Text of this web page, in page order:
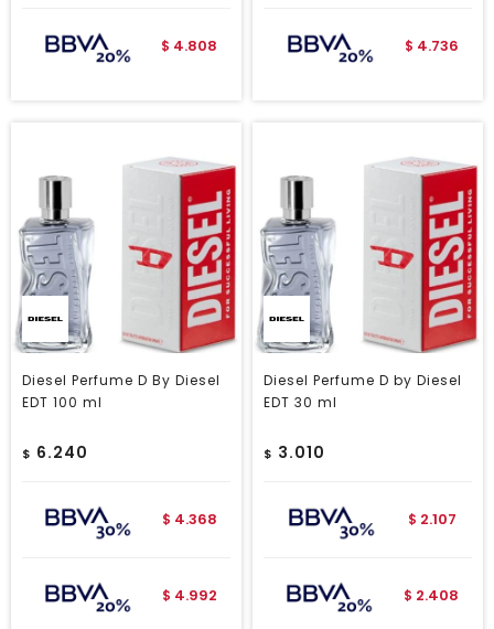
$ 4.808 $ 4.736
Diesel Perfume D By Diesel
EDT 100 ml
$ 6.240
$ 4.368
$ 4.992
Diesel Perfume D by Diesel
EDT 30 ml
$ 3.010
$ 2.107
$ 2.408